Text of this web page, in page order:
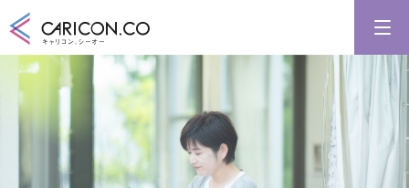
キャリアコンサルタント養成講習
キャリアコンサルタント更新講習
合格講座
キャリコンシーオーとは
キャリアコンサルタントとは